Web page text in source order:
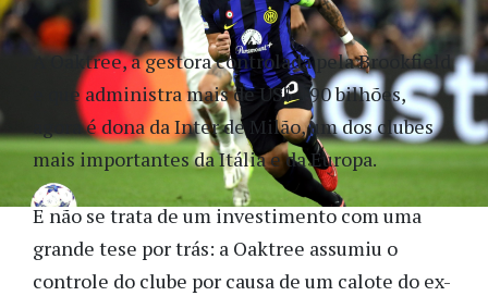
A Oaktree, a gestora controlada pela Brookfield
e que administra mais de US$ 190 bilhões,
agora é dona da Inter de Milão, um dos clubes
mais importantes da Itália e da Europa.
E não se trata de um investimento com uma
grande tese por trás: a Oaktree assumiu o
controle do clube por causa de um calote do ex-